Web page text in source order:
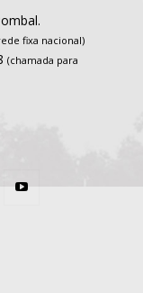
fixa nacional)
(chamada para